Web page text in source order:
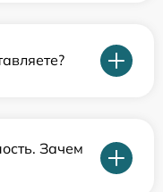
Зачем